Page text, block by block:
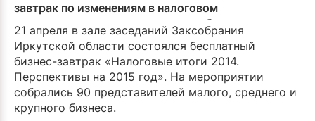
завтрак по изменениям в налоговом
законодательстве для иркутских бизнесменов
21 апреля в зале заседаний Заксобрания
Иркутской области состоялся бесплатный
бизнес-завтрак «Налоговые итоги 2014.
Перспективы на 2015 год». На мероприятии
собрались 90 представителей малого, среднего и
крупного бизнеса.